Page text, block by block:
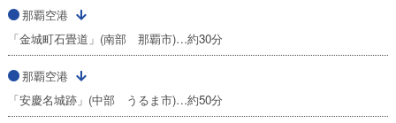
那覇空港
「金城町石畳道」(南部 那覇市)…約30分
那覇空港
「安慶名城跡」(中部 うるま市)…約50分